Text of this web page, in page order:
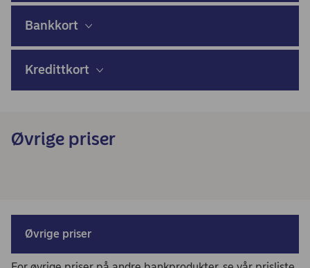
Bankkort
Kredittkort
Øvrige priser
Øvrige priser